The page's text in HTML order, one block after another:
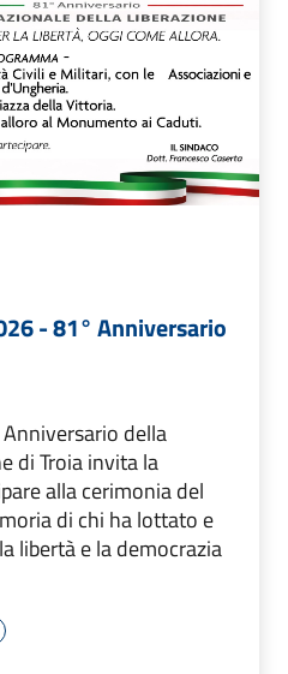
- 81° Anniversario
della
di Troia invita la
alla cerimonia del
di chi ha lottato e
libertà e la democrazia